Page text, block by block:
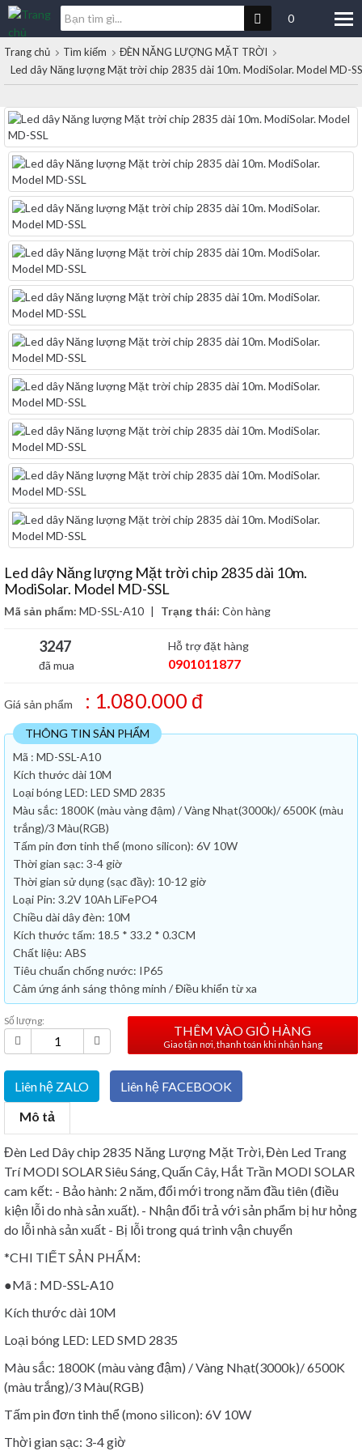
0
Trang chủ Tìm kiếm
ĐÈN NĂNG LƯỢNG MẶT TRỜI
Led dây Năng lượng Mặt trời chip 2835 dài 10m. ModiSolar. Model MD-
Led dây Năng lượng Mặt trời chip 2835 dài 10m.
ModiSolar. Model MD-SSL
Mã sản phẩm: MD-SSL-A10 | Trạng thái: Còn hàng
3247
đã mua
Hỗ trợ đặt hàng
0901011877
Giá sản phẩm : 1.080.000 đ
THÔNG TIN SẢN PHẨM
Mã : MD-SSL-A10
Kích thước dài 10M
Loại bóng LED: LED SMD 2835
Màu sắc: 1800K (màu vàng đậm) / Vàng Nhạt(3000k)/ 6500K (màu
trắng)/3 Màu(RGB)
Tấm pin đơn tinh thể (mono silicon): 6V 10W
Thời gian sạc: 3-4 giờ
Thời gian sử dụng (sạc đầy): 10-12 giờ
Loại Pin: 3.2V 10Ah LiFePO4
Chiều dài dây đèn: 10M
Kích thước tấm: 18.5 * 33.2 * 0.3CM
Chất liệu: ABS
Tiêu chuẩn chống nước: IP65
Cảm ứng ánh sáng thông minh / Điều khiển từ xa
Số lượng:
THÊM VÀO GIỎ HÀNG
Giao tận nơi, thanh toán khi nhận hàng
Liên hệ ZALO
Liên hệ FACEBOOK
Mô tả
Đèn Led Dây chip 2835 Năng Lượng Mặt Trời, Đèn Led Trang
Trí MODI SOLAR Siêu Sáng, Quấn Cây, Hắt Trần MODI SOLAR
cam kết: - Bảo hành: 2 năm, đổi mới trong năm đầu tiên (điều
kiện lỗi do nhà sản xuất). - Nhận đổi trả với sản phẩm bị hư hỏng
do lỗi nhà sản xuất - Bị lỗi trong quá trình vận chuyển
*CHI TIẾT SẢN PHẨM:
●Mã : MD-SSL-A10
Kích thước dài 10M
Loại bóng LED: LED SMD 2835
Màu sắc: 1800K (màu vàng đậm) / Vàng Nhạt(3000k)/ 6500K
(màu trắng)/3 Màu(RGB)
Tấm pin đơn tinh thể (mono silicon): 6V 10W
Thời gian sạc: 3-4 giờ